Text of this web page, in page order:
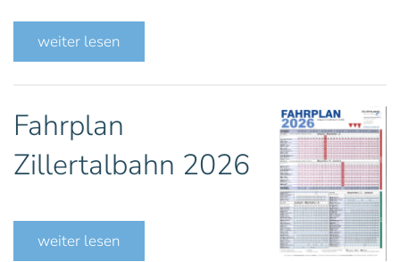
weiter lesen
Fahrplan
Zillertalbahn 2026
weiter lesen